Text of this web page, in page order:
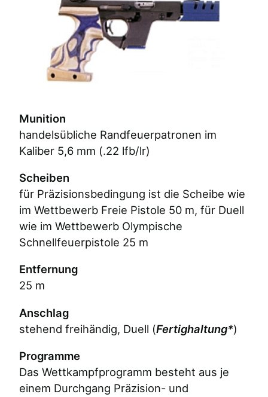
Munition
handelsübliche Randfeuerpatronen im
Kaliber 5,6 mm (.22 lfb/lr)
Scheiben
für Präzisionsbedingung ist die Scheibe wie
im Wettbewerb Freie Pistole 50 m, für Duell
wie im Wettbewerb Olympische
Schnellfeuerpistole 25 m
Entfernung
25 m
Anschlag
stehend freihändig, Duell (Fertighaltung*)
Programme
Das Wettkampfprogramm besteht aus je
einem Durchgang Präzision- und